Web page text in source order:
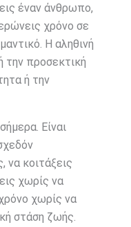
έναν άνθρωπο,
χρόνο σε
Η αληθινή
την προσεκτική
ή την
Είναι
να κοιτάξεις
χωρίς να
χωρίς να
στάση ζωής.